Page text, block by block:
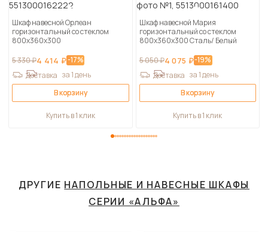
Шкаф навесной Орлеан
горизонтальный со стеклом
800х360х300
5 330 ₽4 414 ₽-17%
Доставка за 1 день
В корзину
Купить в 1 клик
Шкаф навесной Мария
горизонтальный со стеклом
800х360х300 Сталь/ Белый
5 050 ₽4 075 ₽-19%
Доставка за 1 день
В корзину
Купить в 1 клик
ДРУГИЕ НАПОЛЬНЫЕ И НАВЕСНЫЕ ШКАФЫ
СЕРИИ «АЛЬФА»